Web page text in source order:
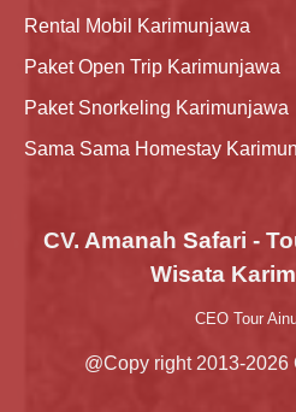
Rental Mobil Karimunjawa
Paket Open Trip Karimunjawa
Paket Snorkeling Karimunjawa
Sama Sama Homestay
CV. Amanah Safari -
Wisata
CEO Tour
@Copy right 2013-2026